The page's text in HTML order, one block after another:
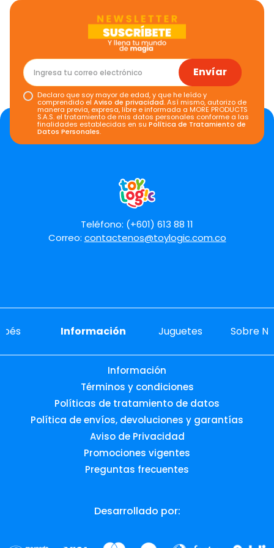
Envíar
Declaro que soy mayor de edad, y que he leído y
comprendido elAviso de privacidad. Así mismo, autorizo de
manera previa, expresa, libre e informada a MORE PRODUCTS
S.A.S. el tratamiento de mis datos personales conforme a las
finalidades establecidas en suPolítica de Tratamiento de
Datos Personales.
Teléfono: (+601) 613 88 11
Correo: contactenos@toylogic.com.co
Información Juguetes Sobre
Información
Términos y condiciones
Políticas de tratamiento de datos
Política de envíos, devoluciones y garantías
Aviso de Privacidad
Promociones vigentes
Preguntas frecuentes
Desarrollado por: